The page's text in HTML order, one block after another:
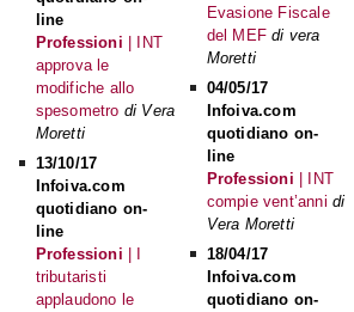
line
Professioni | INT
approva le
modifiche allo
spesometro di Vera
Moretti
13/10/17
Infoiva.com
quotidiano on-
line
Professioni | I
tributaristi
applaudono le
Evasione Fiscale
del MEF di vera
Moretti
04/05/17
Infoiva.com
quotidiano on-
line
Professioni | INT
compie vent’anni di
Vera Moretti
18/04/17
Infoiva.com
quotidiano on-